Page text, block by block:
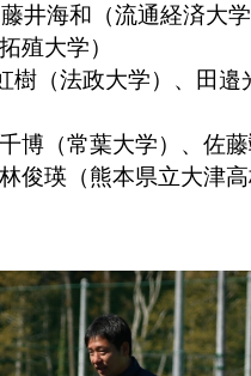
井海和（流通経済大
殖大学）
樹（法政大学）、⽥
博（常葉大学）、佐
俊瑛（熊本県立大津